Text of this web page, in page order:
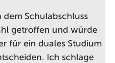
dem Schulabschluss
getroffen und würde
für ein duales Studium
Ich schlage